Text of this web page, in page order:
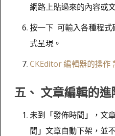
網路上貼過來的內容或
按一下 可輸入各種程式
式呈現。
CKEditor 編輯器的操作
五、 文章編輯的進
未到「發佈時間」，文
間」文章自動下架，並